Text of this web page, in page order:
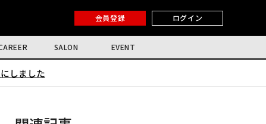
会員登録 ログイン
SALON EVENT
しました